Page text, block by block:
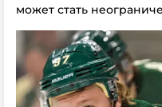
может стать